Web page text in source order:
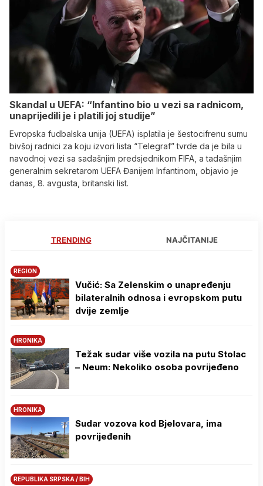
Skandal u UEFA: “Infantino bio u vezi sa radnicom,
unaprijedili je i platili joj studije”
Evropska fudbalska unija (UEFA) isplatila je šestocifrenu sumu
bivšoj radnici za koju izvori lista “Telegraf” tvrde da je bila u
navodnoj vezi sa sadašnjim predsjednikom FIFA, a tadašnjim
generalnim sekretarom UEFA Đanijem Infantinom, objavio je
danas, 8. avgusta, britanski list.
TRENDING NAJČITANIJE
REGION
Vučić: Sa Zelenskim o unapređenju
bilateralnih odnosa i evropskom putu
dvije zemlje
HRONIKA
Težak sudar više vozila na putu Stolac
– Neum: Nekoliko osoba povrijeđeno
HRONIKA
Sudar vozova kod Bjelovara, ima
povrijeđenih
REPUBLIKA SRPSKA / BIH